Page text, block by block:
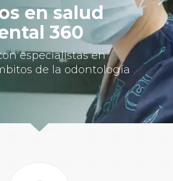
en salud
360
especialistas en
de la odontología